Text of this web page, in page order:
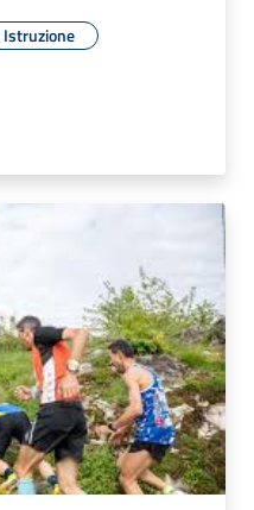
Istruzione